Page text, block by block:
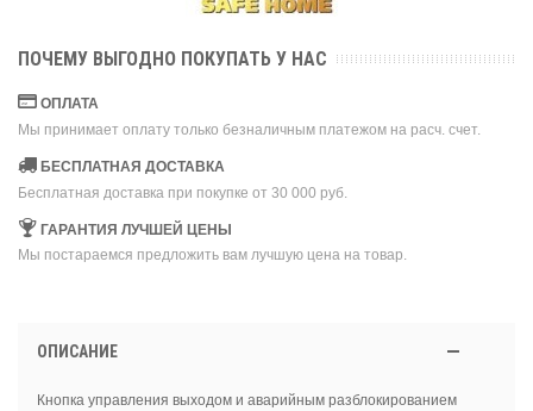
ПОЧЕМУ ВЫГОДНО ПОКУПАТЬ У НАС
ОПЛАТА
Мы принимает оплату только безналичным платежом на расч. счет.
БЕСПЛАТНАЯ ДОСТАВКА
Бесплатная доставка при покупке от 30 000 руб.
ГАРАНТИЯ ЛУЧШЕЙ ЦЕНЫ
Мы постараемся предложить вам лучшую цена на товар.
ОПИСАНИЕ
Кнопка управления выходом и аварийным разблокированием